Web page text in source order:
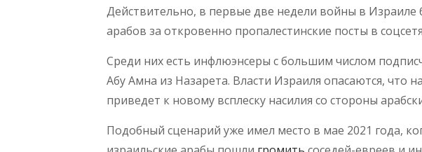
Действительно, в первые две недели войны в Израиле
арабов за откровенно пропалестинские посты в
Среди них есть инфлюэнсеры с большим числом
Абу Амна из Назарета. Власти Израиля опасаются, что
приведет к новому всплеску насилия со стороны
Подобный сценарий уже имел место в мае 2021 года,